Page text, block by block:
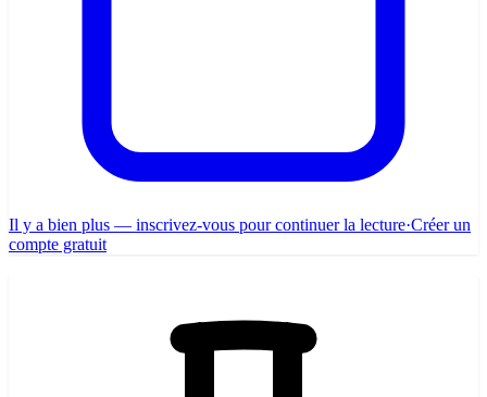
Il y a bien plus — inscrivez-vous pour continuer la lecture·Créer un
compte gratuit